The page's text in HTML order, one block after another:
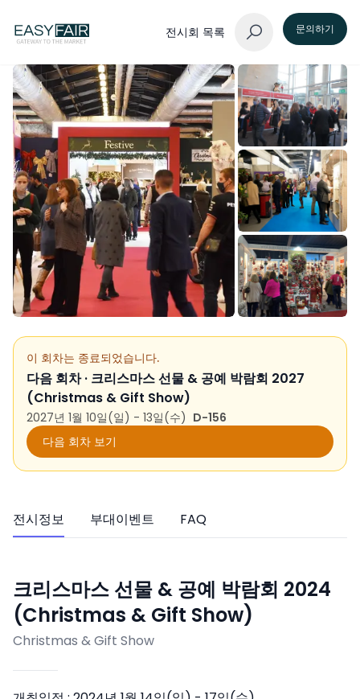
전시회 목록 문의하기
이 회차는 종료되었습니다.
다음 회차 · 크리스마스 선물 & 공예 박람회 2027
(Christmas & Gift Show)
2027년 1월 10일(일) - 13일(수) D-156
다음 회차 보기
전시정보 부대이벤트 FAQ
크리스마스 선물 & 공예 박람회 2024
(Christmas & Gift Show)
Christmas & Gift Show